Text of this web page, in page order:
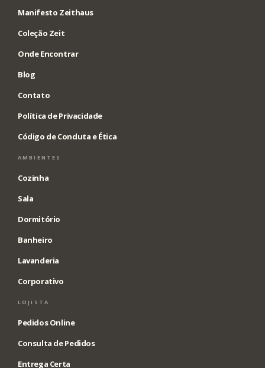
Manifesto Zeithaus
Coleção Zeit
Onde Encontrar
Blog
Contato
Política de Privacidade
Código de Conduta e Ética
AMBIENTES
Cozinha
Sala
Dormitório
Banheiro
Lavanderia
Corporativo
LOJISTA
Pedidos Online
Consulta de Pedidos
Entrega Certa